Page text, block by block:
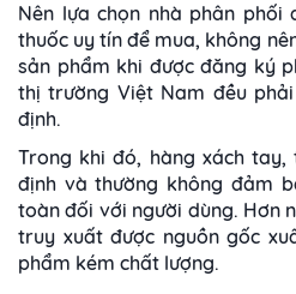
Nên lựa chọn nhà phân phối
thuốc uy tín để mua, không
sản phẩm khi được đăng ký
thị trường Việt Nam đều
định.
Trong khi đó, hàng xách
định và thường không đảm
toàn đối với người dùng. Hơn
truy xuất được nguồn gốc
phẩm kém chất lượng.